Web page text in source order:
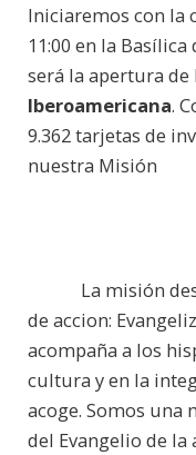
Iniciaremos con la
11:00 en la Basílica
será la apertura de
Iberoamericana.
9.362 tarjetas de
nuestra Misión
La misión
de accion:
acompaña a los
cultura y en la
acoge. Somos una
del Evangelio de